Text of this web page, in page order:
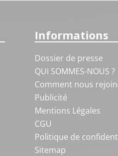
Informations
Dossier de presse
QUI SOMMES-NOUS ?
Comment nous
Publicité
Mentions Légales
CGU
Politique de
Sitemap